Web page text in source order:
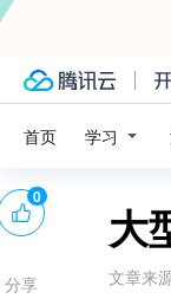
首页 学习
大
文章来
0
分享